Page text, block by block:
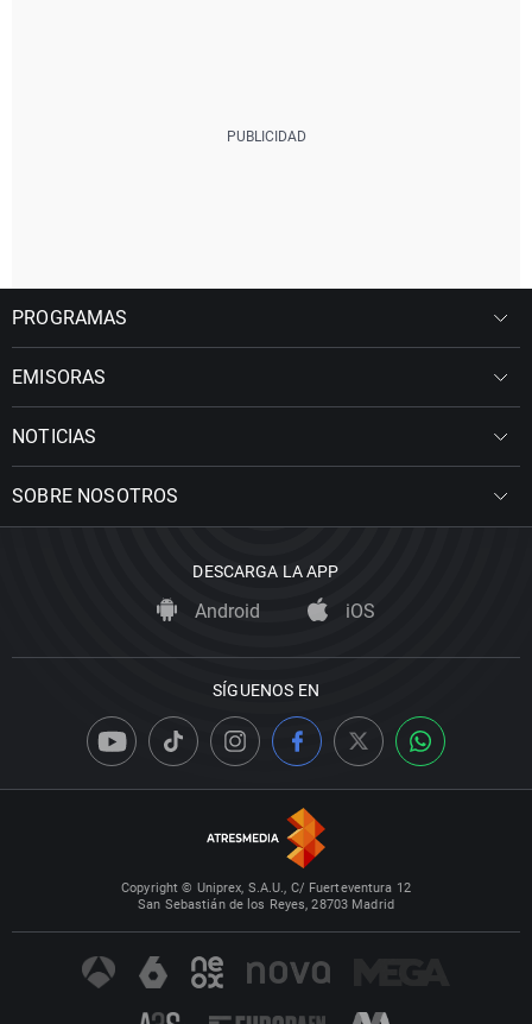
PROGRAMAS
EMISORAS
NOTICIAS
SOBRE NOSOTROS
DESCARGA LA APP
Android iOS
SÍGUENOS EN
Copyright © Uniprex, S.A.U., C/ Fuerteventura 12
San Sebastián de los Reyes, 28703 Madrid